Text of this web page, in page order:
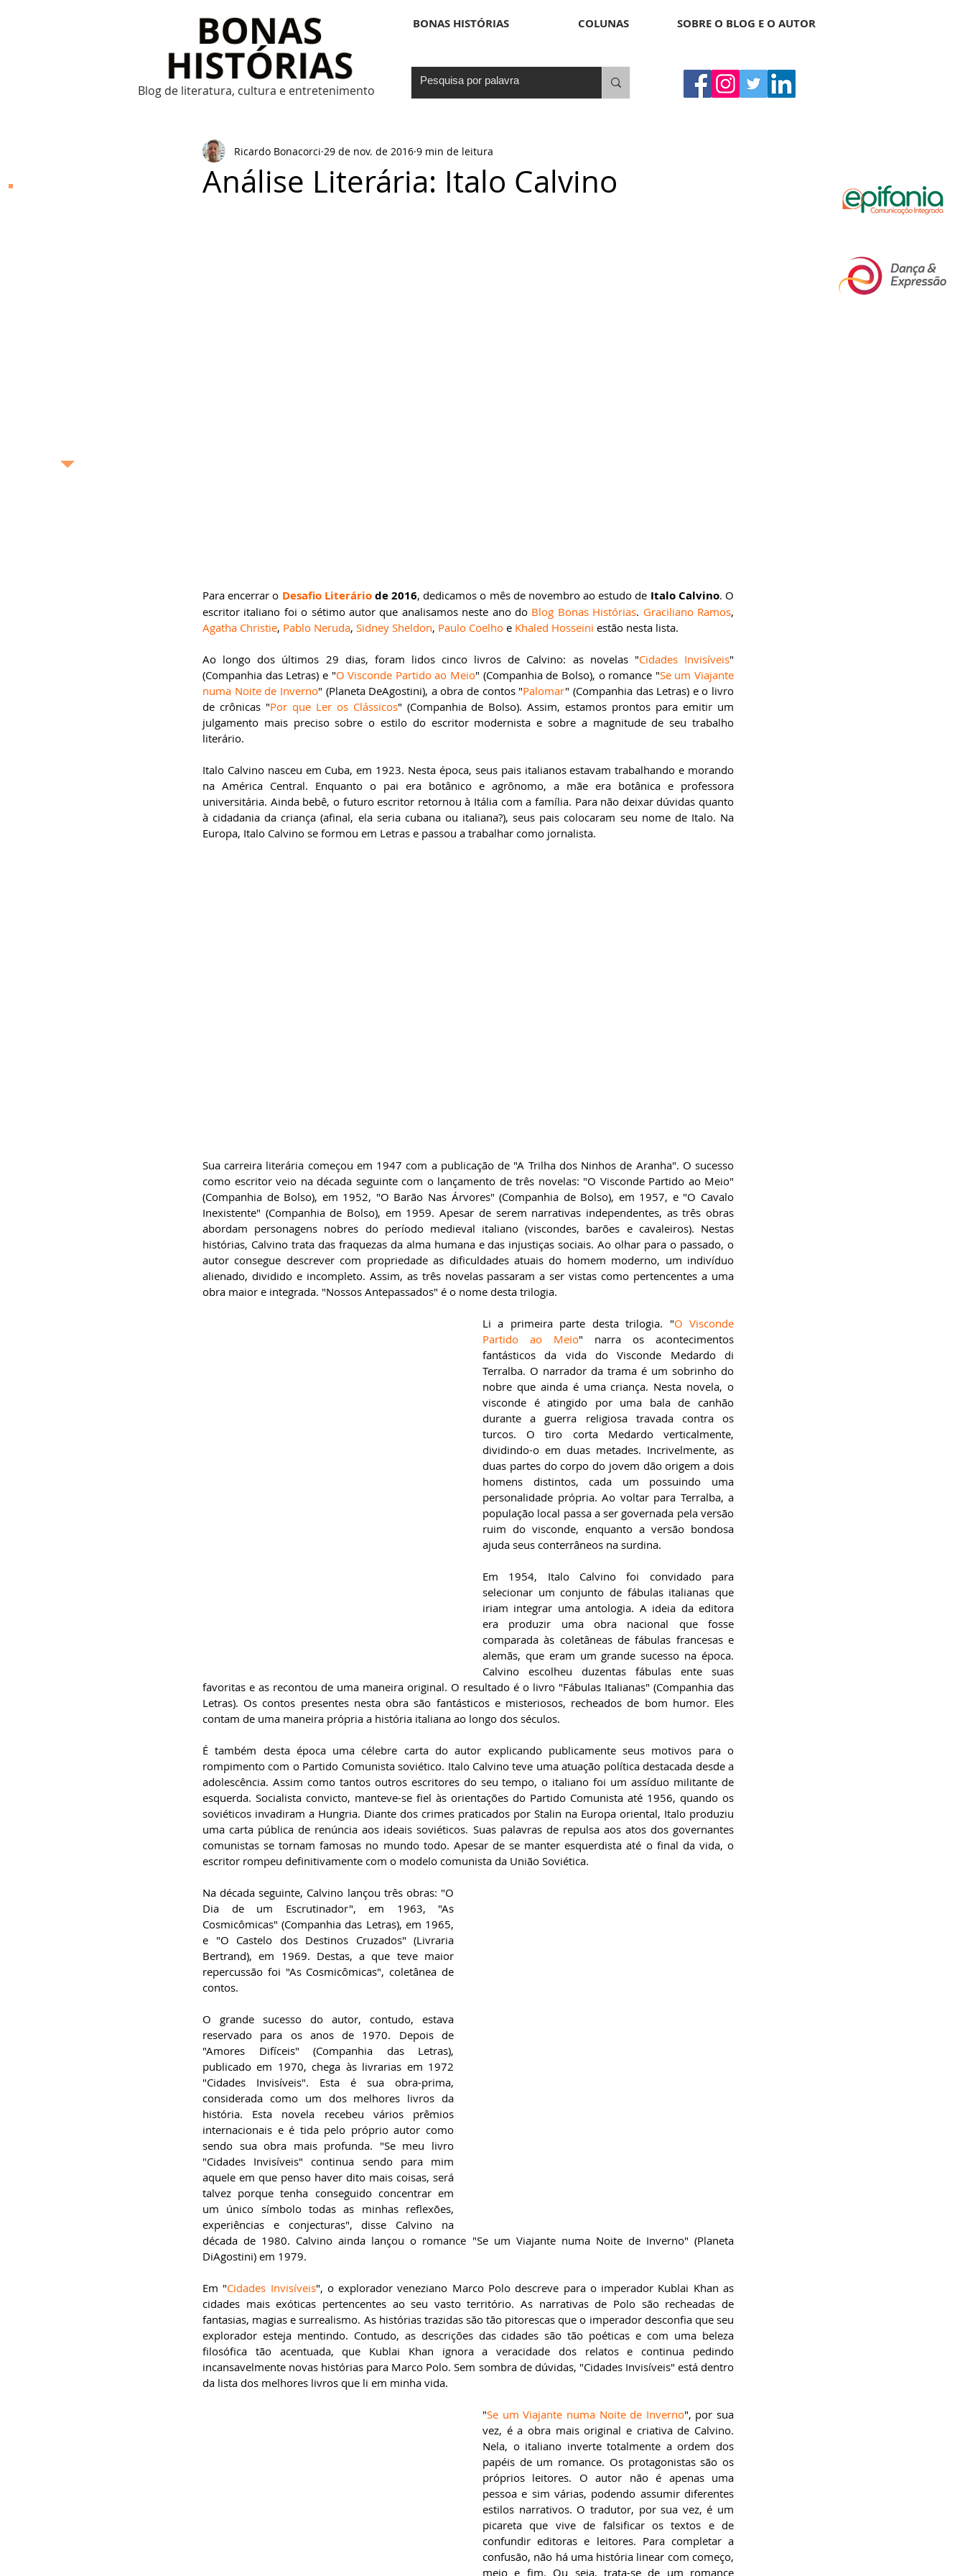
Blog de literatura, cultura e entretenimento
BONAS HISTÓRIAS COLUNAS SOBRE O BLOG E O AUTOR
Análise Literária: Italo Calvino
Ricardo Bonacorci 29 de nov. de 2016 9 min de leitura
Para encerrar o Desafio Literário de 2016, dedicamos o mês de novembro ao estudo de Italo Calvino. O
escritor italiano foi o sétimo autor que analisamos neste ano do Blog Bonas Histórias. Graciliano Ramos
Agatha Christie, Pablo Neruda, Sidney Sheldon, Paulo Coelho e Khaled Hosseini estão nesta lista.
Ao longo dos últimos 29 dias, foram lidos cinco livros de Calvino: as novelas "Cidades Invisíveis"
(Companhia das Letras) e "O Visconde Partido ao Meio" (Companhia de Bolso), o romance "Se um Viajante
numa Noite de Inverno" (Planeta DeAgostini), a obra de contos "Palomar" (Companhia das Letras) e o livro
de crônicas "Por que Ler os Clássicos" (Companhia de Bolso). Assim, estamos prontos para emitir um
julgamento mais preciso sobre o estilo do escritor modernista e sobre a magnitude de seu trabalho
literário.
Italo Calvino nasceu em Cuba, em 1923. Nesta época, seus pais italianos estavam trabalhando e morando
na América Central. Enquanto o pai era botânico e agrônomo, a mãe era botânica e professora
universitária. Ainda bebê, o futuro escritor retornou à Itália com a família. Para não deixar dúvidas quanto
à cidadania da criança (afinal, ela seria cubana ou italiana?), seus pais colocaram seu nome de Italo. Na
Europa, Italo Calvino se formou em Letras e passou a trabalhar como jornalista.
Sua carreira literária começou em 1947 com a publicação de "A Trilha dos Ninhos de Aranha". O sucesso
como escritor veio na década seguinte com o lançamento de três novelas: "O Visconde Partido ao Meio"
(Companhia de Bolso), em 1952, "O Barão Nas Árvores" (Companhia de Bolso), em 1957, e "O Cavalo
Inexistente" (Companhia de Bolso), em 1959. Apesar de serem narrativas independentes, as três obras
abordam personagens nobres do período medieval italiano (viscondes, barões e cavaleiros). Nestas
histórias, Calvino trata das fraquezas da alma humana e das injustiças sociais. Ao olhar para o passado, o
autor consegue descrever com propriedade as dificuldades atuais do homem moderno, um indivíduo
alienado, dividido e incompleto. Assim, as três novelas passaram a ser vistas como pertencentes a uma
obra maior e integrada. "Nossos Antepassados" é o nome desta trilogia.
Li a primeira parte desta trilogia. "O Visconde
Partido ao Meio" narra os acontecimentos
fantásticos da vida do Visconde Medardo di
Terralba. O narrador da trama é um sobrinho do
nobre que ainda é uma criança. Nesta novela, o
visconde é atingido por uma bala de canhão
durante a guerra religiosa travada contra os
turcos. O tiro corta Medardo verticalmente,
dividindo-o em duas metades. Incrivelmente, as
duas partes do corpo do jovem dão origem a dois
homens distintos, cada um possuindo uma
personalidade própria. Ao voltar para Terralba, a
população local passa a ser governada pela versão
ruim do visconde, enquanto a versão bondosa
ajuda seus conterrâneos na surdina.
Em 1954, Italo Calvino foi convidado para
selecionar um conjunto de fábulas italianas que
iriam integrar uma antologia. A ideia da editora
era produzir uma obra nacional que fosse
comparada às coletâneas de fábulas francesas e
alemãs, que eram um grande sucesso na época.
Calvino escolheu duzentas fábulas ente suas
favoritas e as recontou de uma maneira original. O resultado é o livro "Fábulas Italianas" (Companhia das
Letras). Os contos presentes nesta obra são fantásticos e misteriosos, recheados de bom humor. Eles
contam de uma maneira própria a história italiana ao longo dos séculos.
É também desta época uma célebre carta do autor explicando publicamente seus motivos para o
rompimento com o Partido Comunista soviético. Italo Calvino teve uma atuação política destacada desde a
adolescência. Assim como tantos outros escritores do seu tempo, o italiano foi um assíduo militante de
esquerda. Socialista convicto, manteve-se fiel às orientações do Partido Comunista até 1956, quando os
soviéticos invadiram a Hungria. Diante dos crimes praticados por Stalin na Europa oriental, Italo produziu
uma carta pública de renúncia aos ideais soviéticos. Suas palavras de repulsa aos atos dos governantes
comunistas se tornam famosas no mundo todo. Apesar de se manter esquerdista até o final da vida, o
escritor rompeu definitivamente com o modelo comunista da União Soviética.
Na década seguinte, Calvino lançou três obras: "O
Dia de um Escrutinador", em 1963, "As
Cosmicômicas" (Companhia das Letras), em 1965,
e "O Castelo dos Destinos Cruzados" (Livraria
Bertrand), em 1969. Destas, a que teve maior
repercussão foi "As Cosmicômicas", coletânea de
contos.
O grande sucesso do autor, contudo, estava
reservado para os anos de 1970. Depois de
"Amores Difíceis" (Companhia das Letras),
publicado em 1970, chega às livrarias em 1972
"Cidades Invisíveis". Esta é sua obra-prima,
considerada como um dos melhores livros da
história. Esta novela recebeu vários prêmios
internacionais e é tida pelo próprio autor como
sendo sua obra mais profunda. "Se meu livro
"Cidades Invisíveis" continua sendo para mim
aquele em que penso haver dito mais coisas, será
talvez porque tenha conseguido concentrar em
um único símbolo todas as minhas reflexões,
experiências e conjecturas", disse Calvino na
década de 1980. Calvino ainda lançou o romance "Se um Viajante numa Noite de Inverno" (Planeta
DiAgostini) em 1979.
Em "Cidades Invisíveis", o explorador veneziano Marco Polo descreve para o imperador Kublai Khan as
cidades mais exóticas pertencentes ao seu vasto território. As narrativas de Polo são recheadas de
fantasias, magias e surrealismo. As histórias trazidas são tão pitorescas que o imperador desconfia que seu
explorador esteja mentindo. Contudo, as descrições das cidades são tão poéticas e com uma beleza
filosófica tão acentuada, que Kublai Khan ignora a veracidade dos relatos e continua pedindo
incansavelmente novas histórias para Marco Polo. Sem sombra de dúvidas, "Cidades Invisíveis" está dentro
da lista dos melhores livros que li em minha vida.
"Se um Viajante numa Noite de Inverno", por sua
vez, é a obra mais original e criativa de Calvino.
Nela, o italiano inverte totalmente a ordem dos
papéis de um romance. Os protagonistas são os
próprios leitores. O autor não é apenas uma
pessoa e sim várias, podendo assumir diferentes
estilos narrativos. O tradutor, por sua vez, é um
picareta que vive de falsificar os textos e de
confundir editoras e leitores. Para completar a
confusão, não há uma história linear com começo,
meio e fim. Ou seja, trata-se de um romance